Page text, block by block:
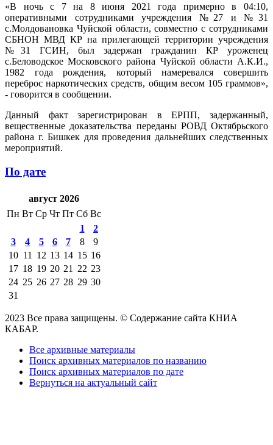
«В ночь с 7 на 8 июня 2021 года примерно в 04:10,
оперативными сотрудниками учреждения №27 и №31
с.Молдовановка Чуйской области, совместно с сотрудниками
СБНОН МВД КР на прилегающей территории учреждения
№31 ГСИН, был задержан гражданин КР уроженец
с.Беловодское Московского района Чуйской области А.К.И.,
1982 года рождения, который намеревался совершить
переброс наркотических средств, общим весом 105 граммов»,
- говорится в сообщении.
Данный факт зарегистрирован в ЕРПП, задержанный,
вещественные доказательства переданы РОВД Октябрьского
района г. Бишкек для проведения дальнейших следственных
мероприятий.
По дате
август 2026
Пн Вт Ср Чт Пт Сб Вс
1
2
3
4 5 6 7 8
9
10 11 12 13 14 15 16
17 18 19 20 21 22 23
24 25 26 27 28 29 30
31
2023 Все права защищены. © Содержание сайта КНИА
КАБАР.
Все архивные материалы
Поиск архивных материалов по названию
Поиск архивных материалов по дате
Вернуться на актуальный сайт